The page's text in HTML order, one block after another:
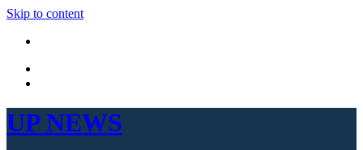
Skip to content
UP NEWS